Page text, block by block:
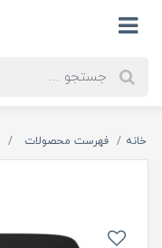
خانه فهرست محصولات